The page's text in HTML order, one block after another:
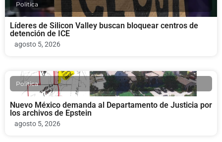
Politica
Líderes de Silicon Valley buscan bloquear centros de
detención de ICE
agosto 5, 2026
Politica
Nuevo México demanda al Departamento de Justicia por
los archivos de Epstein
agosto 5, 2026